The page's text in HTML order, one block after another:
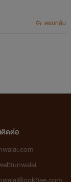
ตอบกลับ
ติดต่อ